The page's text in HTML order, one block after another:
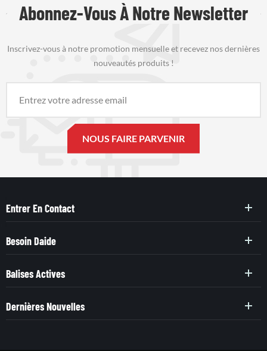
Abonnez-Vous À Notre Newsletter
Inscrivez-vous à notre promotion mensuelle et recevez nos dernières
nouveautés produits !
Entrer En Contact
Besoin Daide
Balises Actives
Dernières Nouvelles